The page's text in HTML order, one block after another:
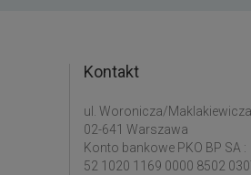
Kontakt
ul. Woronicza/Maklakiewicza
02-641 Warszawa
Konto bankowe PKO BP SA :
52 1020 1169 0000 8502